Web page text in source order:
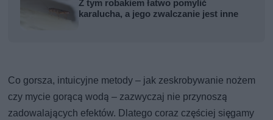
Z tym robakiem łatwo pomylić
karalucha, a jego zwalczanie jest inne
Co gorsza, intuicyjne metody – jak zeskrobywanie nożem
czy mycie gorącą wodą – zazwyczaj nie przynoszą
zadowalających efektów. Dlatego coraz częściej sięgamy